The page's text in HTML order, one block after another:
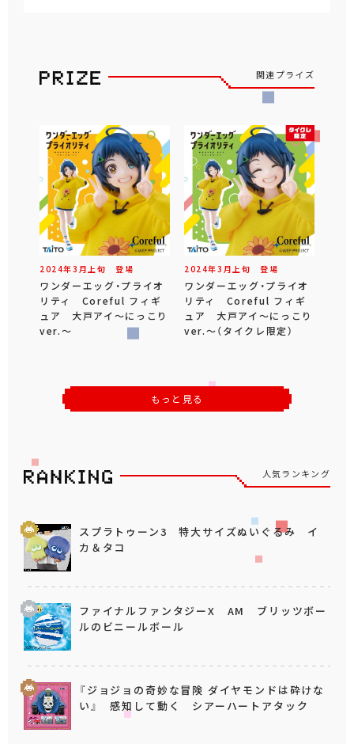
関連プライズ
2024年3 月 上旬 登場
ワンダーエッグ・プライオ
リティ Coreful フィギ
ュア 大戸アイ～にっこり
ver.～
2024年3 月 上旬 登場
ワンダーエッグ・プライオ
リティ Coreful フィギ
ュア 大戸アイ～にっこり
ver.～（タイクレ限定）
もっと見る
人気ランキング
スプラトゥーン3 特大サイズぬいぐるみ イ
カ＆タコ
ファイナルファンタジーX AM ブリッツボー
ルのビニールボール
『ジョジョの奇妙な冒険 ダイヤモンドは砕けな
い』 感知して動く シアーハートアタック